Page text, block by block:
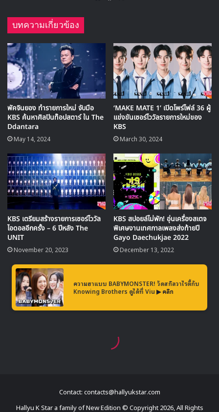
ของเธอออกมาอย่างเต็มที่
https://www.youtube.com/watch?v=oBdbM–_hXo
Contact: contacts@hallyukstar.com
Hallyu K Star a family of New Edition © Copyright 2026, All Rights